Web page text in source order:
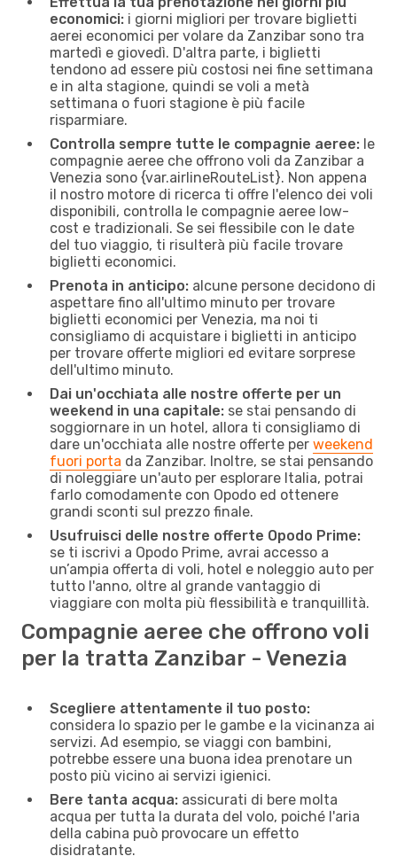
economici: i giorni migliori per trovare biglietti
aerei economici per volare da Zanzibar sono tra
martedì e giovedì. D'altra parte, i biglietti
tendono ad essere più costosi nei fine settimana
e in alta stagione, quindi se voli a metà
settimana o fuori stagione è più facile
risparmiare.
Controlla sempre tutte le compagnie aeree: le
compagnie aeree che offrono voli da Zanzibar a
Venezia sono {​var.airlineRouteList}. Non appena
il nostro motore di ricerca ti offre l'elenco dei voli
disponibili, controlla le compagnie aeree low-
cost e tradizionali. Se sei flessibile con le date
del tuo viaggio, ti risulterà più facile trovare
biglietti economici.
Prenota in anticipo: alcune persone decidono di
aspettare fino all'ultimo minuto per trovare
biglietti economici per Venezia, ma noi ti
consigliamo di acquistare i biglietti in anticipo
per trovare offerte migliori ed evitare sorprese
dell'ultimo minuto.
Dai un'occhiata alle nostre offerte per un
weekend in una capitale: se stai pensando di
soggiornare in un hotel, allora ti consigliamo di
dare un'occhiata alle nostre offerte per weekend
fuori porta da Zanzibar. Inoltre, se stai pensando
di noleggiare un'auto per esplorare Italia, potrai
farlo comodamente con Opodo ed ottenere
grandi sconti sul prezzo finale.
Usufruisci delle nostre offerte Opodo Prime:
se ti iscrivi a Opodo Prime, avrai accesso a
un’ampia offerta di voli, hotel e noleggio auto per
tutto l'anno, oltre al grande vantaggio di
viaggiare con molta più flessibilità e tranquillità.
Compagnie aeree che offrono voli
per la tratta Zanzibar - Venezia
Scegliere attentamente il tuo posto:
considera lo spazio per le gambe e la vicinanza ai
servizi. Ad esempio, se viaggi con bambini,
potrebbe essere una buona idea prenotare un
posto più vicino ai servizi igienici.
Bere tanta acqua: assicurati di bere molta
acqua per tutta la durata del volo, poiché l'aria
della cabina può provocare un effetto
disidratante.